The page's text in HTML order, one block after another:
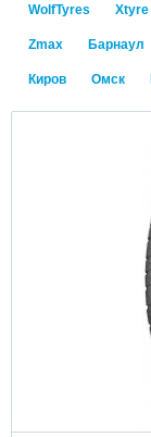
WolfTyres Xtyre
Zmax Барнаул
Киров Омск